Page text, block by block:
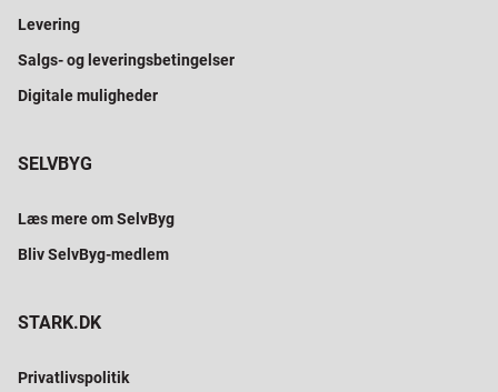
Levering
Salgs- og leveringsbetingelser
Digitale muligheder
SELVBYG
Læs mere om SelvByg
Bliv SelvByg-medlem
STARK.DK
Privatlivspolitik